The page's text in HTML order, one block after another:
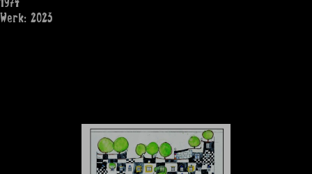
Werk: 2023